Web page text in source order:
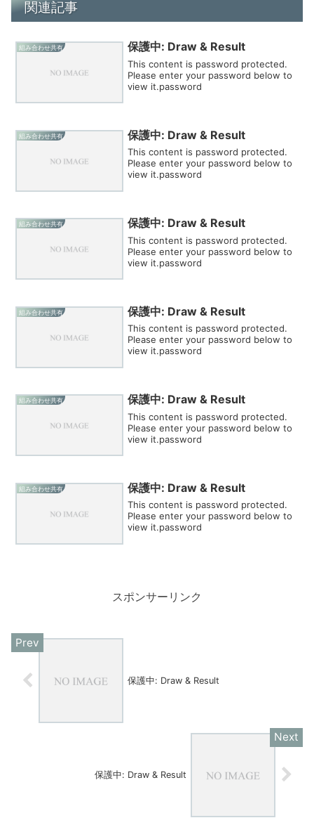
関連記事
組み合わせ共有 保護中: Draw & Result
This content is password protected.
Please enter your password below to
view it.password
組み合わせ共有 保護中: Draw & Result
This content is password protected.
Please enter your password below to
view it.password
組み合わせ共有 保護中: Draw & Result
This content is password protected.
Please enter your password below to
view it.password
組み合わせ共有 保護中: Draw & Result
This content is password protected.
Please enter your password below to
view it.password
組み合わせ共有 保護中: Draw & Result
This content is password protected.
Please enter your password below to
view it.password
組み合わせ共有 保護中: Draw & Result
This content is password protected.
Please enter your password below to
view it.password
スポンサーリンク
保護中: Draw & Result
保護中: Draw & Result